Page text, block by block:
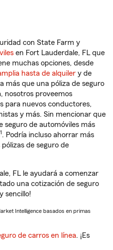
con State Farm y
en Fort Lauderdale, FL que
muchas opciones, desde
hasta de alquiler y de
más que una póliza de seguro
nosotros proveemos
para nuevos conductores,
y más. Sin mencionar que
seguro de automóviles más
1. Podría incluso ahorrar más
de seguro de
FL le ayudará a comenzar
una cotización de seguro
sencillo!
Intelligence basados en primas
de carros en línea. ¡Es